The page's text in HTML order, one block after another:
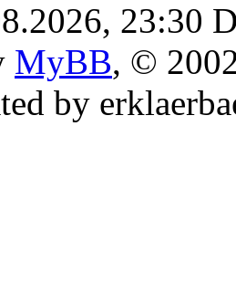
23:30
MyBB, ©
by